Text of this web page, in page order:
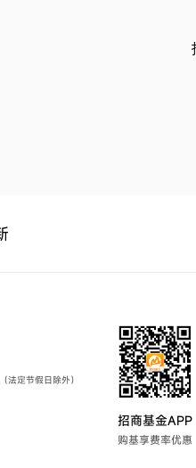
定节假日除外）
招商基金APP
购基享费率优惠